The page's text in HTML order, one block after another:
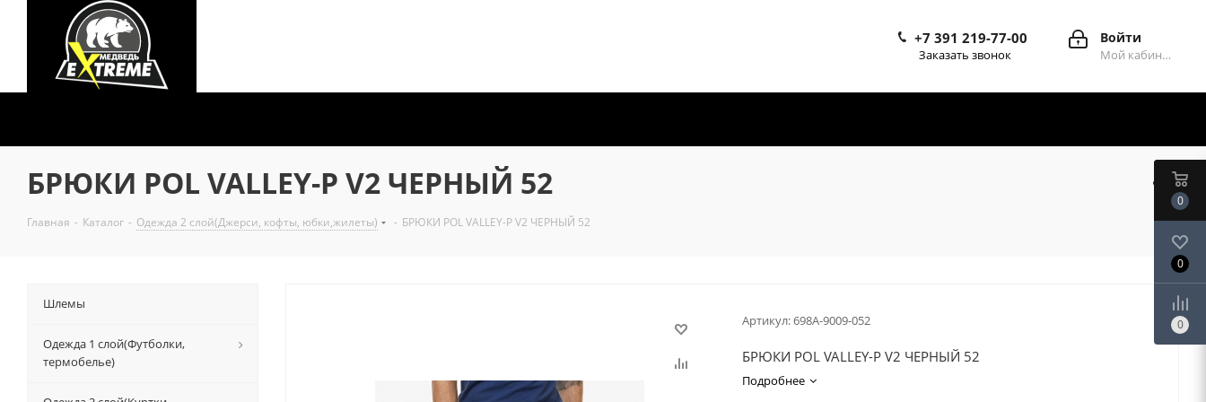
Войти
Мой кабинет
+7 391 219-77-00
Заказать звонок
БРЮКИ POL VALLEY-P V2 ЧЕРНЫЙ 52
Главная - Каталог - Одежда 2 слой(Джерси, кофты, юбки,жилеты) - БРЮКИ POL VALLEY-P V2 ЧЕРНЫЙ 52
Артикул:698A-9009-052
БРЮКИ POL VALLEY-P V2 ЧЕРНЫЙ 52
Подробнее
Шлемы
Одежда 1 слой(Футболки,
термобелье)
0
0
0